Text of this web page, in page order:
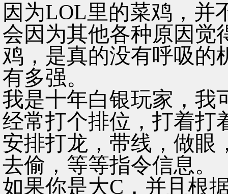
因为LOL里的菜鸡，并
会因为其他各种原因觉
鸡，是真的没有呼吸的
有多强。
我是十年白银玩家，我
经常打个排位，打着打
安排打龙，带线，做眼
去偷，等等指令信息。
如果你是大C，并且根